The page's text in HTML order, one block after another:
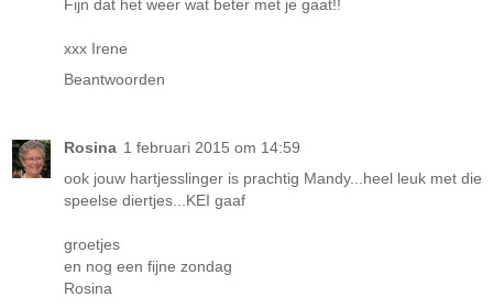
Fijn dat het weer wat beter met je gaat!!
xxx Irene
Beantwoorden
Rosina 1 februari 2015 om 14:59
ook jouw hartjesslinger is prachtig Mandy...heel leuk met die
speelse diertjes...KEI gaaf
groetjes
en nog een fijne zondag
Rosina